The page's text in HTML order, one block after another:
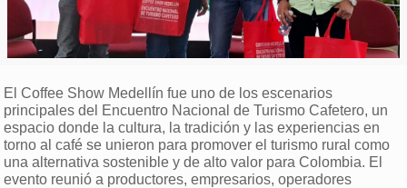
El Coffee Show Medellín fue uno de los escenarios
principales del Encuentro Nacional de Turismo Cafetero, un
espacio donde la cultura, la tradición y las experiencias en
torno al café se unieron para promover el turismo rural como
una alternativa sostenible y de alto valor para Colombia. El
evento reunió a productores, empresarios, operadores